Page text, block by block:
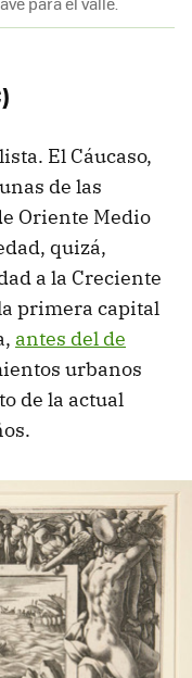
El Cáucaso,
de las
Oriente Medio
quizá,
a la Creciente
primera capital
antes del de
urbanos
de la actual